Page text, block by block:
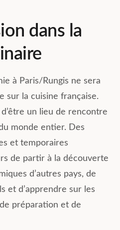
dans la
à Paris/Rungis ne sera
sur la cuisine française.
un lieu de rencontre
monde entier. Des
et temporaires
de partir à la découverte
d’autres pays, de
et d’apprendre sur les
préparation et de